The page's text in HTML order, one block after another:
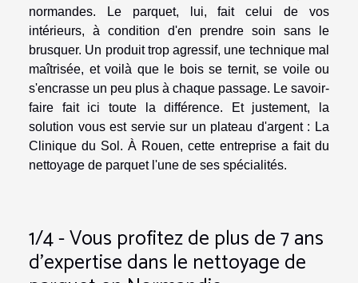
normandes. Le parquet, lui, fait celui de vos
intérieurs, à condition d'en prendre soin sans le
brusquer. Un produit trop agressif, une technique mal
maîtrisée, et voilà que le bois se ternit, se voile ou
s'encrasse un peu plus à chaque passage. Le savoir-
faire fait ici toute la différence. Et justement, la
solution vous est servie sur un plateau d'argent : La
Clinique du Sol. À Rouen, cette entreprise a fait du
nettoyage de parquet l'une de ses spécialités.
1/4 - Vous profitez de plus de 7 ans
d'expertise dans le nettoyage de